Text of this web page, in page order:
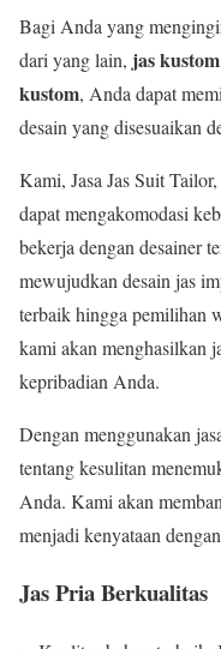
Bagi Anda yang
dari yang lain, jas kustom
kustom, Anda dapat
desain yang disesuaikan
Kami, Jasa Jas Suit
dapat mengakomodasi
bekerja dengan desainer
mewujudkan desain jas
terbaik hingga pemilihan
kami akan menghasilkan
kepribadian Anda.
Dengan menggunakan
tentang kesulitan
Anda. Kami akan
menjadi kenyataan
Jas Pria Berkualitas